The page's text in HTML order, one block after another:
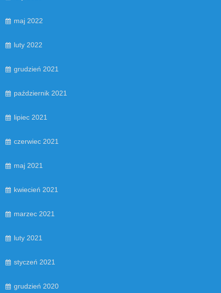
maj 2022
luty 2022
grudzień 2021
październik 2021
lipiec 2021
czerwiec 2021
maj 2021
kwiecień 2021
marzec 2021
luty 2021
styczeń 2021
grudzień 2020